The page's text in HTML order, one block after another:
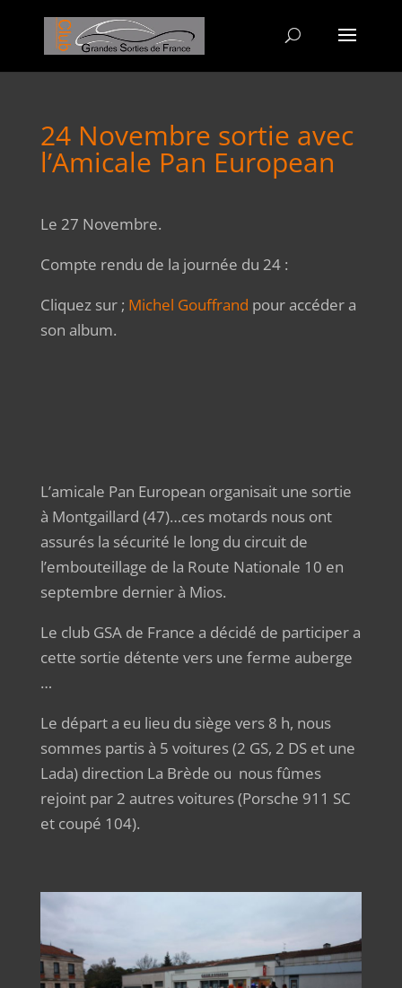
24 Novembre sortie avec
l’Amicale Pan European
Le 27 Novembre.
Compte rendu de la journée du 24 :
Cliquez sur ; Michel Gouffrand pour accéder a
son album.
L’amicale Pan European organisait une sortie
à Montgaillard (47)…ces motards nous ont
assurés la sécurité le long du circuit de
l’embouteillage de la Route Nationale 10 en
septembre dernier à Mios.
Le club GSA de France a décidé de participer a
cette sortie détente vers une ferme auberge
…
Le départ a eu lieu du siège vers 8 h, nous
sommes partis à 5 voitures (2 GS, 2 DS et une
Lada) direction La Brède ou nous fûmes
rejoint par 2 autres voitures (Porsche 911 SC
et coupé 104).